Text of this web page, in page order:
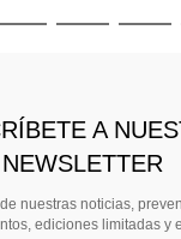
A
NEWSLETTER
nuestras noticias,
ediciones limitadas y